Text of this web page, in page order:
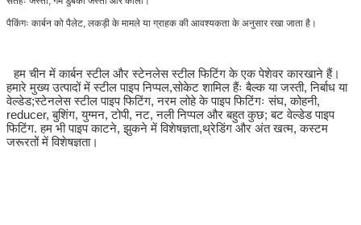
पैकिंगः कार्बन को पैलेट, लकड़ी के मामले या ग्राहक की आवश्यकता के अनुसार रखा जाता है।
हम चीन में कार्बन स्टील और स्टेनलेस स्टील फिटिंग के एक पेशेवर कारखाने हैं।
हमारे मुख्य उत्पादों में स्टील पाइप निप्पल,सोकेट शामिल हैंः बैल्क या जस्ती, निर्बाध या
वेल्डेड;स्टेनलेस स्टील पाइप फिटिंग, नरम लोहे के पाइप फिटिंगः संघ, कोहनी,
reducer, बुशिंग, युग्मन, टोपी, नट, नली निप्पल और बहुत कुछ; बट वेल्डेड पाइप
फिटिंग. हम भी पाइप काटने, झुकने में विशेषज्ञता,थ्रेडिंग और अंत खत्म, कस्टम
जरूरतों में विशेषज्ञता।